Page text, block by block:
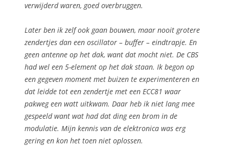
verwijderd waren, goed overbruggen.
Later ben ik zelf ook gaan bouwen, maar nooit grotere
zendertjes dan een oscillator – buffer – eindtrapje. En
geen antenne op het dak, want dat mocht niet. De CBS
had wel een 5-element op het dak staan. Ik begon op
een gegeven moment met buizen te experimenteren en
dat leidde tot een zendertje met een ECC81 waar
pakweg een watt uitkwam. Daar heb ik niet lang mee
gespeeld want wat had dat ding een brom in de
modulatie. Mijn kennis van de elektronica was erg
gering en kon het toen niet oplossen.